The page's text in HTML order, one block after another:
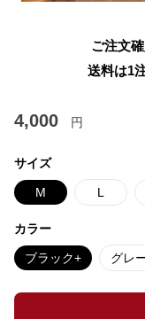
ご注文
送料は1
4,000 円
サイズ
M L
カラー
ブラック+ グレ